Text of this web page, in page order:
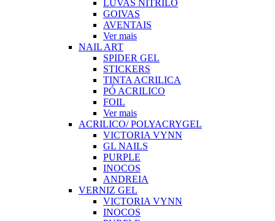
LUVAS NITRILO
GOIVAS
AVENTAIS
Ver mais
NAIL ART
SPIDER GEL
STICKERS
TINTA ACRILICA
PÓ ACRILICO
FOIL
Ver mais
ACRILICO/ POLYACRYGEL
VICTORIA VYNN
GL NAILS
PURPLE
INOCOS
ANDREIA
VERNIZ GEL
VICTORIA VYNN
INOCOS